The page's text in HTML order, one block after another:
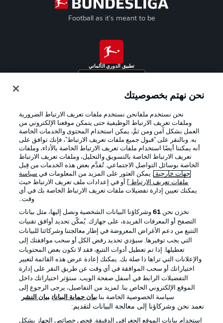
Football as it's meant to be
تطبيق الدوري الألماني
Official Partners
الإخطارات القانونية
إدارة التفضيلات بيان الخصوصية
شروط الاستخدام القنوات الناقلة
الوظائف جهة النشر
تواصل معنا اللاعبون
نحن نهتم بخصوصيتك
نحن نستخدم ملفانحن نستخدم ملفات تعريف الارتباط الضرورية
وملفات تعريف الارتباط الوظيفية حتى يتمكن موقعنا الإلكتروني من
العمل بشكل آمن ومن ثمَّ، يمكن استخدام المحتوى والخدمات الخاصة
به. وبالنقر على "قبول جميع ملفات تعريف الارتباط"، فإنك توافق على
أنه يمكننا أيضًا استخدام ملفات تعريف الارتباط الخاصة بالأداء، وملفات
تعريف الارتباط الخاصة بالتسويق والتحليل، وملفات تعريف الارتباط
الخاصة بوسائل التواصل الاجتماعي. تُقدَّم بعض هذه الخدمات من قِبل
جهات خارجية . يمكن العثور على المزيد من المعلومات في سياسة
ملفات تعريف الارتباط
] أو في إعدادات ملف تعريف الارتباط حيث
يمكنك تعيين إدارة تفضيلات ملفات تعريف الارتباط الخاصة بك في أي
وقت..
نخزن نحن 61وشركاؤنا البيانات الشخصية ونصل إليها، مثل بيانات
التصفح أو المعرفات الفريدة، على جهازك. يُمكّن تحديد أوافق تقنيات
التتبع من دعم الأغراض المعروضة في إطار معالجتنا وشركائنا للبيانات
التي يجب توفيرها. سيؤدي تحديد رفض الكل أو سحب موافقتك إلى
تعطيلها. إذا تم تعطيل أدوات التتبع، فقد لا تكون بعض المحتويات
والإعلانات التي تراها ذا صلة بك. يمكنك إعادة عرض هذه القائمة لتغيير
اختياراتك أو سحب الموافقة في أي وقت عن طريق النقر على إدارة
التفضيلات الرابط في أسفل صفحة الويب. ستؤثر اختياراتك داخل
الموقع الإلكتروني الخاص بنا. لمزيد من التفاصيل، يرجى الرجوع إلى
سياسة الخصوصية الخاصة بنا.بيان حماية البيانات بيان النشر
نعمد نحن وشركاؤنا إلى معالجة البيانات لتقديم:
استخدام بيانات الموقع الجغرافي الدقيقة. فحص خصائص الجهاز بشكل